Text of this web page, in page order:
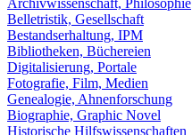
Belletristik, Gesellschaft
Bestandserhaltung, IPM
Bibliotheken, Büchereien
Digitalisierung, Portale
Fotografie, Film, Medien
Genealogie, Ahnenforschung
Biographie, Graphic Novel
Historische Hilfswissenschaften